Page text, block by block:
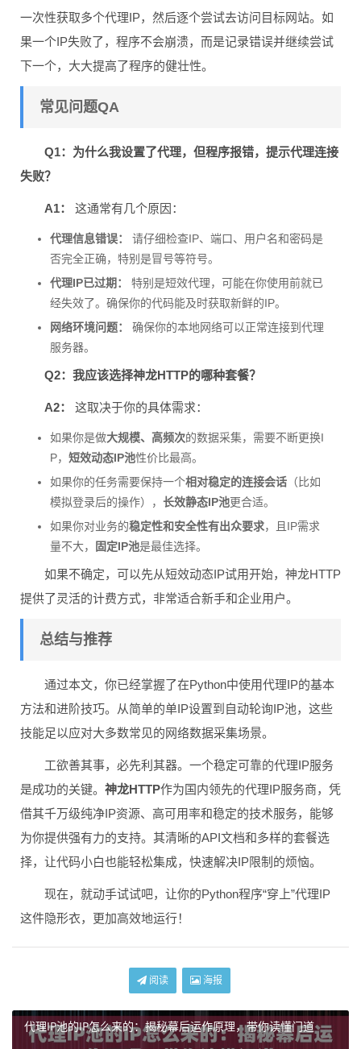
一次性获取多个代理IP，然后逐个尝试去访问目标网站。如
果一个IP失败了，程序不会崩溃，而是记录错误并继续尝试
下一个，大大提高了程序的健壮性。
常见问题QA
Q1：为什么我设置了代理，但程序报错，提示代理连接
失败？
A1： 这通常有几个原因：
代理信息错误：
请仔细检查IP、端口、用户名和密码是
否完全正确，特别是冒号等符号。
代理IP已过期：
特别是短效代理，可能在你使用前就已
经失效了。确保你的代码能及时获取新鲜的IP。
网络环境问题：
确保你的本地网络可以正常连接到代理
服务器。
Q2：我应该选择神龙HTTP的哪种套餐？
A2： 这取决于你的具体需求：
如果你是做大规模、高频次的数据采集，需要不断更换I
P， 短效动态IP池性价比最高。
如果你的任务需要保持一个相对稳定的连接会话（比如
模拟登录后的操作）， 长效静态IP池更合适。
如果你对业务的稳定性和安全性有出众要求，且IP需求
量不大，
固定IP池是最佳选择。
如果不确定，可以先从短效动态IP试用开始，神龙HTTP
提供了灵活的计费方式，非常适合新手和企业用户。
总结与推荐
通过本文，你已经掌握了在Python中使用代理IP的基本
方法和进阶技巧。从简单的单IP设置到自动轮询IP池，这些
技能足以应对大多数常见的网络数据采集场景。
工欲善其事，必先利其器。一个稳定可靠的代理IP服务
是成功的关键。 神龙HTTP作为国内领先的代理IP服务商，凭
借其千万级纯净IP资源、高可用率和稳定的技术服务，能够
为你提供强有力的支持。其清晰的API文档和多样的套餐选
择，让代码小白也能轻松集成，快速解决IP限制的烦恼。
现在，就动手试试吧，让你的Python程序“穿上”代理IP
这件隐形衣，更加高效地运行！
阅读 海报
代理IP池的IP怎么来的：揭秘幕后运作原理，带你读懂门道